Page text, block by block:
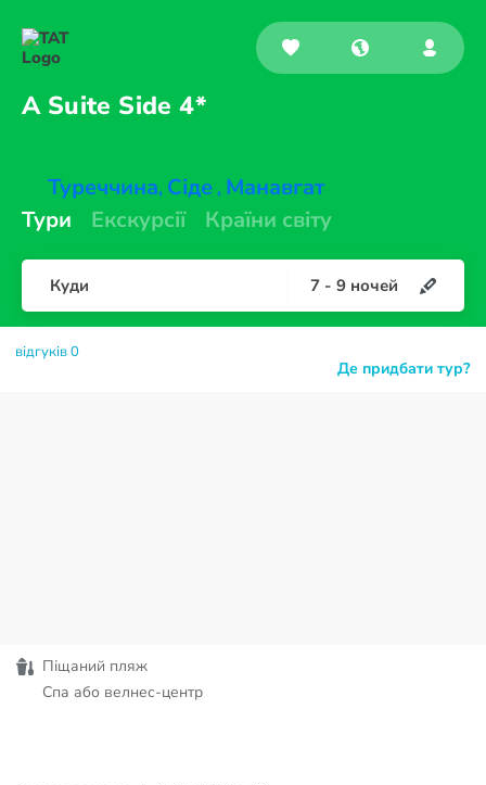
A Suite Side 4*
Туреччина, Сіде , Манавгат
Тури
Екскурсії Країни світу
Куди 7 - 9 ночей
Де придбати тур?
відгуків 0
Піщаний пляж
Спа або велнес-центр